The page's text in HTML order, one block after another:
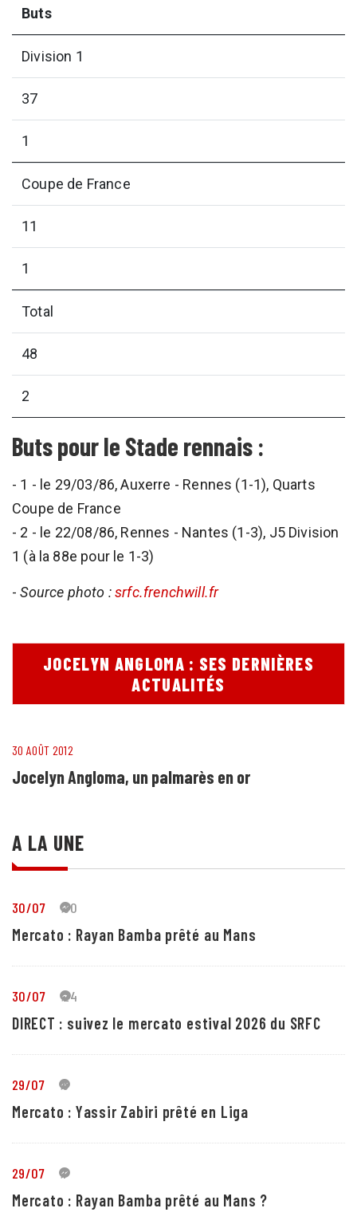
Buts
Division 1
37
1
Coupe de France
11
1
Total
48
2
Buts pour le Stade rennais :
- 1 - le 29/03/86, Auxerre - Rennes (1-1), Quarts
Coupe de France
- 2 - le 22/08/86, Rennes - Nantes (1-3), J5 Division
1 (à la 88e pour le 1-3)
-Source photo :srfc.frenchwill.fr
JOCELYN ANGLOMA : SES DERNIÈRES
ACTUALITÉS
30 AOÛT 2012
Jocelyn Angloma, un palmarès en or
A LA UNE
30/07 30
Mercato : Rayan Bamba prêté au Mans
30/07 24
DIRECT : suivez le mercato estival 2026 du SRFC
29/07 5
Mercato : Yassir Zabiri prêté en Liga
29/07 1
Mercato : Rayan Bamba prêté au Mans ?